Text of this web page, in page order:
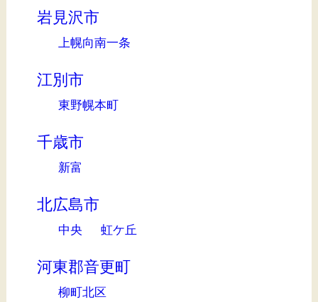
岩見沢市
上幌向南一条
江別市
東野幌本町
千歳市
新富
北広島市
中央 虹ケ丘
河東郡音更町
柳町北区